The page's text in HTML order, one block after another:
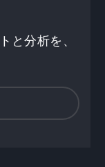
と分析を、